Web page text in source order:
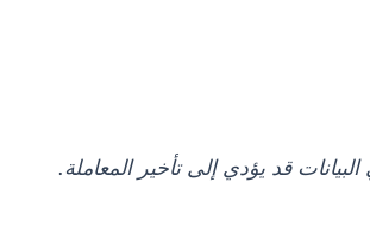
قد يؤدي إلى تأخير المعاملة.